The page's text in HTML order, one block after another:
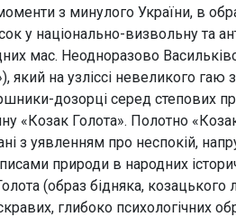
з минулого України, в
у національно-визвольну та
мас. Неодноразово
який на узліссі невеликого
дозорці серед степових
«Козак Голота». Полотно
з уявленням про неспокій,
природи в народних
(образ бідняка,
глибоко психологічних